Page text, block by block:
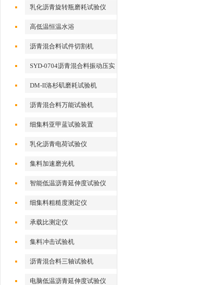
乳化沥青旋转瓶磨耗试验仪
高低温恒温水浴
沥青混合料试件切割机
SYD-0704沥青混合料振动压实
DM-II洛杉矶磨耗试验机
沥青混合料万能试验机
细集料亚甲蓝试验装置
乳化沥青电荷试验仪
集料加速磨光机
智能低温沥青延伸度试验仪
细集料粗糙度测定仪
承载比测定仪
集料冲击试验机
沥青混合料三轴试验机
电脑低温沥青延伸度试验仪